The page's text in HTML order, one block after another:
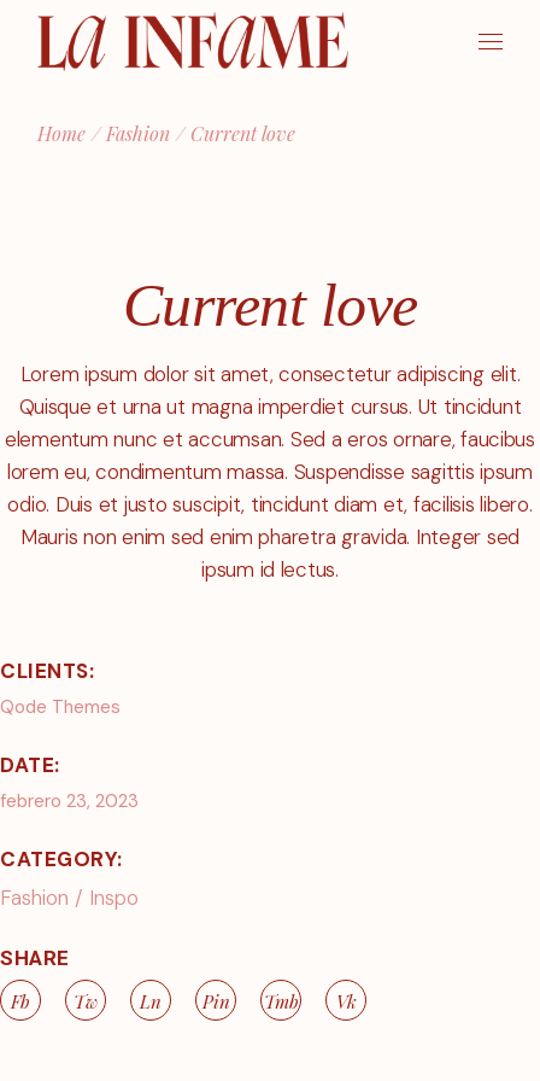
Home Fashion Current love
Current love
Lorem ipsum dolor sit amet, consectetur adipiscing elit.
Quisque et urna ut magna imperdiet cursus. Ut tincidunt
elementum nunc et accumsan. Sed a eros ornare, faucibus
lorem eu, condimentum massa. Suspendisse sagittis ipsum
odio. Duis et justo suscipit, tincidunt diam et, facilisis libero.
Mauris non enim sed enim pharetra gravida. Integer sed
ipsum id lectus.
CLIENTS:
Qode Themes
DATE:
febrero 23, 2023
CATEGORY:
Fashion
Inspo
SHARE
Fb
Tw Ln Pin Tmb Vk